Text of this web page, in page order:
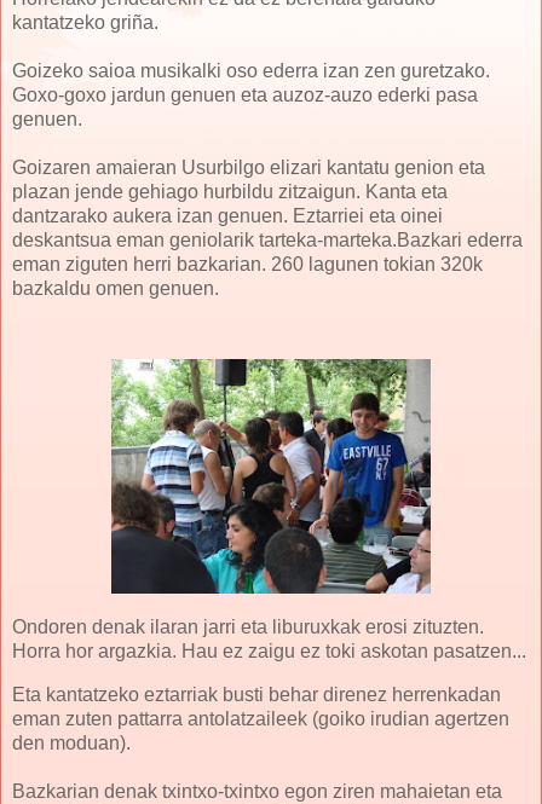
kantatzeko griña.
Goizeko saioa musikalki oso ederra izan zen guretzako.
Goxo-goxo jardun genuen eta auzoz-auzo ederki pasa
genuen.
Goizaren amaieran Usurbilgo elizari kantatu genion eta
plazan jende gehiago hurbildu zitzaigun. Kanta eta
dantzarako aukera izan genuen. Eztarriei eta oinei
deskantsua eman geniolarik tarteka-marteka.Bazkari ederra
eman ziguten herri bazkarian. 260 lagunen tokian 320k
bazkaldu omen genuen.
Ondoren denak ilaran jarri eta liburuxkak erosi zituzten.
Horra hor argazkia. Hau ez zaigu ez toki askotan pasatzen...
Eta kantatzeko eztarriak busti behar direnez herrenkadan
eman zuten pattarra antolatzaileek (goiko irudian agertzen
den moduan).
Bazkarian denak txintxo-txintxo egon ziren mahaietan eta